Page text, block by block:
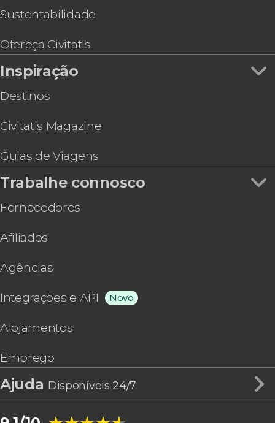
Paulo Fora dos Muros
Ônibus do aeroporto de Fiumicino a
Civitavecchia
Sustentabilidade
Ofereça Civitatis
Inspiração
Destinos
Civitatis Magazine
Guias de Viagens
Trabalhe connosco
Fornecedores
Afiliados
Agências
Integrações e API Novo
Alojamentos
Emprego
Ajuda Disponíveis 24/7